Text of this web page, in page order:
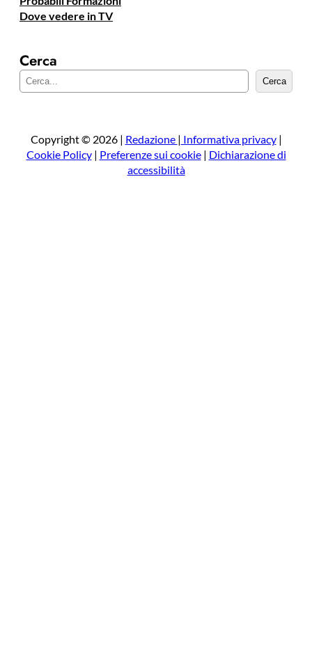
Dove vedere in TV
Cerca
e
a
Cerca
Copyright © 2026 | Redazione | Informativa privacy|
Cookie Policy| Preferenze sui cookie| Dichiarazione di
accessibilità